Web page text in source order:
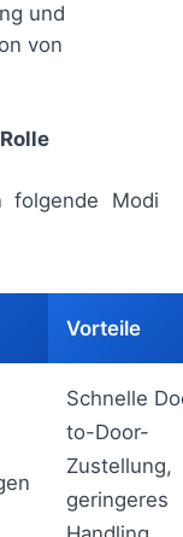
und
von
folgende Modi
Vorteile
Schnelle
to-Door-
Zustellung,
geringeres